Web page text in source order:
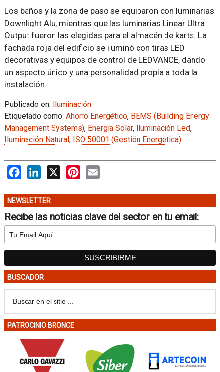
Los baños y la zona de paso se equiparon con luminarias
Downlight Alu, mientras que las luminarias Linear Ultra
Output fueron las elegidas para el almacén de karts. La
fachada roja del edificio se iluminó con tiras LED
decorativas y equipos de control de LEDVANCE, dando
un aspecto único y una personalidad propia a toda la
instalación.
Publicado en:
Iluminación
Etiquetado como: Ahorro Energético, BEMS (Building Energy
Management Systems), Energía Solar, Iluminación Led,
Iluminación Natural , ISO 50001 (Gestión Energética)
FacebookLinkedIn Pinterest
NEWSLETTER
Recibe las noticias clave del sector en tu email:
BUSCADOR
PATROCINIO BRONCE